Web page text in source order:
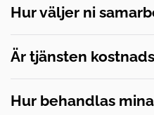
Hur väljer ni
Är tjänsten
Hur behandlas